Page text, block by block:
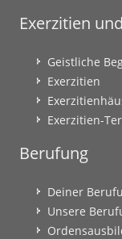
Exerzitien
Geistliche
Exerzitien
Exerzitien-
Berufung
Deiner
Unsere